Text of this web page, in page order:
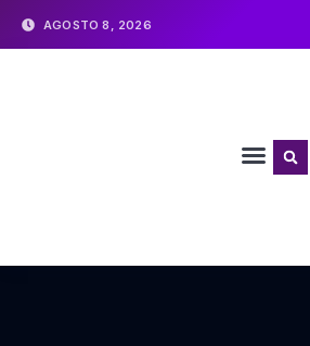
AGOSTO 8, 2026